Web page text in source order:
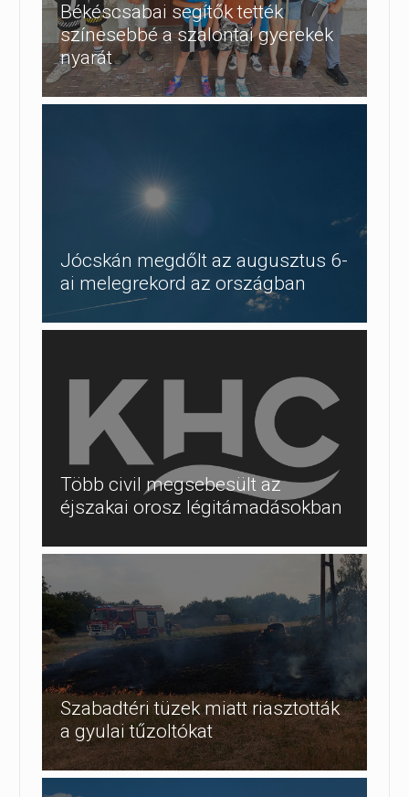
Békéscsabai segítők tették
színesebbé a szalontai gyerekek
nyarát
Jócskán megdőlt az augusztus 6-
ai melegrekord az országban
Több civil megsebesült az
éjszakai orosz légitámadásokban
Szabadtéri tüzek miatt riasztották
a gyulai tűzoltókat